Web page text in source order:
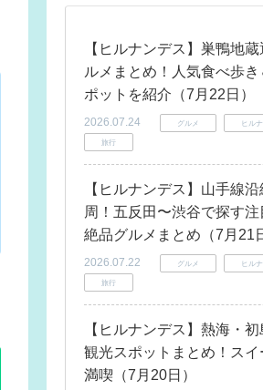
【ヒルナンデス】巣鴨地
ルメまとめ！人気食べ歩
ポットを紹介（7月22日）
2026.07.24 グルメ ヒル
旅行
【ヒルナンデス】山手線
周！五反田〜渋谷で探す注
絶品グルメまとめ（7月21
2026.07.22 グルメ ヒル
旅行
【ヒルナンデス】熱海・
観光スポットまとめ！ス
満喫（7月20日）